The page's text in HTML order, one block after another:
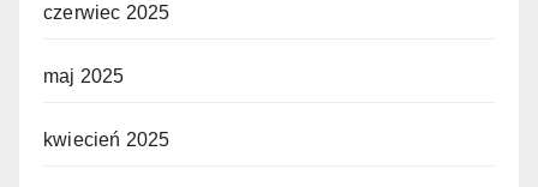
czerwiec 2025
maj 2025
kwiecień 2025